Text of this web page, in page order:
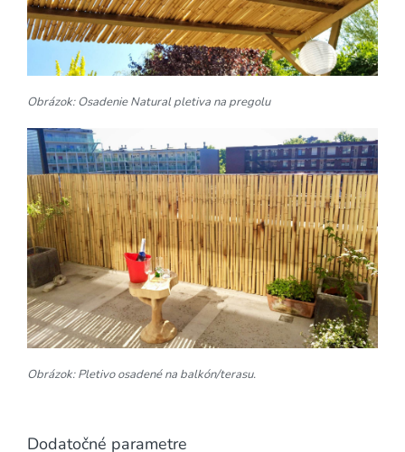
Obrázok: Osadenie Natural pletiva na pregolu
Obrázok: Pletivo osadené na balkón/terasu.
Dodatočné parametre